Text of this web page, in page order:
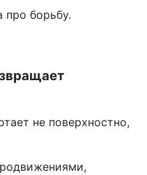
про борьбу.
не поверхностно,